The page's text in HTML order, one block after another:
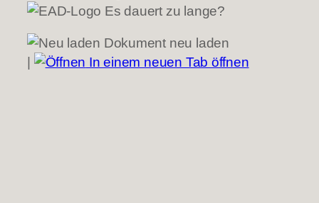
Es dauert zu lange?
Dokument neu laden
In einem neuen Tab öffnen